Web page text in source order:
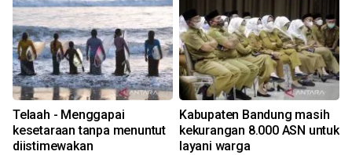
Telaah - Menggapai
kesetaraan tanpa menuntut
diistimewakan
Kabupaten Bandung masih
kekurangan 8.000 ASN untuk
layani warga